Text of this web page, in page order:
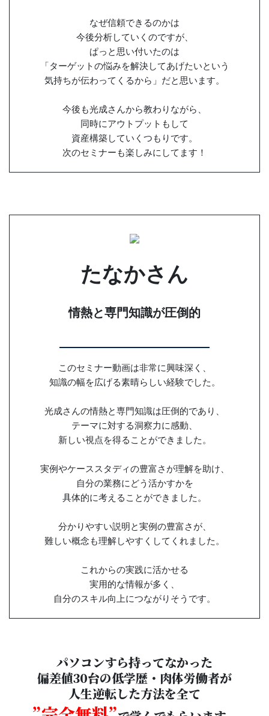
なぜ信頼できるのかは
今後分析していくのですが、
ぱっと思い付いたのは
「ターゲットの悩みを解決してあげたいという
気持ちが伝わってくるから」だと思います。
今後も光成さんから教わりながら、
同時にアウトプットもして
資産構築していくつもりです。
次のセミナーも楽しみにしてます！
たなかさん
情熱と専門知識が圧倒的
このセミナー動画は非常に興味深く、
知識の幅を広げる素晴らしい経験でした。
光成さんの情熱と専門知識は圧倒的であり、
テーマに対する洞察力に感動、
新しい視点を得ることができました。
実例やケーススタディの豊富さが理解を助け、
自分の業務にどう活かすかを
具体的に考えることができました。
分かりやすい説明と実例の豊富さが、
難しい概念も理解しやすくしてくれました。
これからの実践に活かせる
実用的な情報が多く、
自分のスキル向上につながりそうです。
パソコンすら持ってなかった
偏差値30台の低学歴・肉体労働者が
人生逆転した方法を全て